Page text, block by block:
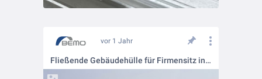
vor 1 Jahr
Fließende Gebäudehülle für Firmensitz in der Steiermark ✨